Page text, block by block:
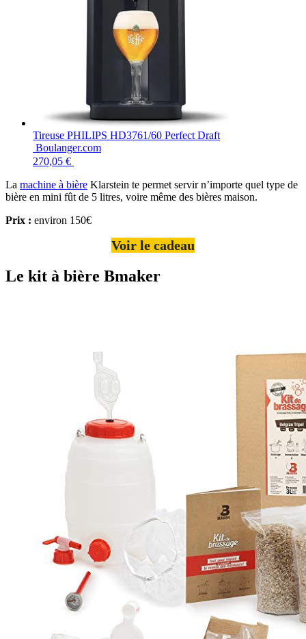
Tireuse PHILIPS HD3761/60 Perfect Draft
Boulanger.com
270,05 €
La machine à bière Klarstein te permet servir n’importe quel type de
bière en mini fût de 5 litres, voire même des bières maison.
Prix : environ 150€
Voir le cadeau
Le kit à bière Bmaker